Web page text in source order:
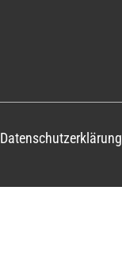
Datenschutzerklärung